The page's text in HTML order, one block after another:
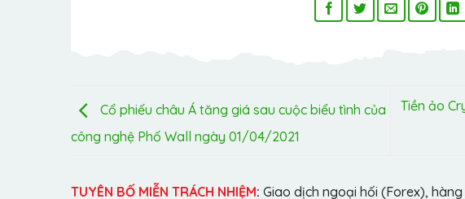
Cổ phiếu châu Á tăng giá sau cuộc biểu tình của
công nghệ Phố Wall ngày 01/04/2021
Tiền ảo
TUYÊN BỐ MIỄN TRÁCH NHIỆM: Giao dịch ngoại hối (Forex),